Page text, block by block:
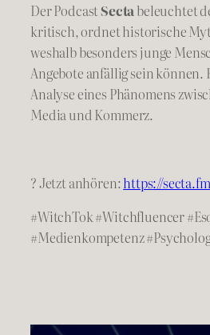
Der PodcastSectabeleuchtet
kritisch, ordnet historische
weshalb besonders junge
Angebote anfällig sein können.
Analyse eines Phänomens
Media und Kommerz.
? Jetzt anhören:https://
#WitchTok #Witchfluencer
#Medienkompetenz